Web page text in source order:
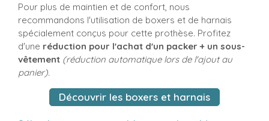
Pour plus de maintien et de confort, nous
recommandons l'utilisation de boxers et de harnais
spécialement conçus pour cette prothèse. Profitez
d'une réduction pour l'achat d'un packer + un sous-
vêtement (réduction automatique lors de l'ajout au
panier).
Découvrir les boxers et harnais